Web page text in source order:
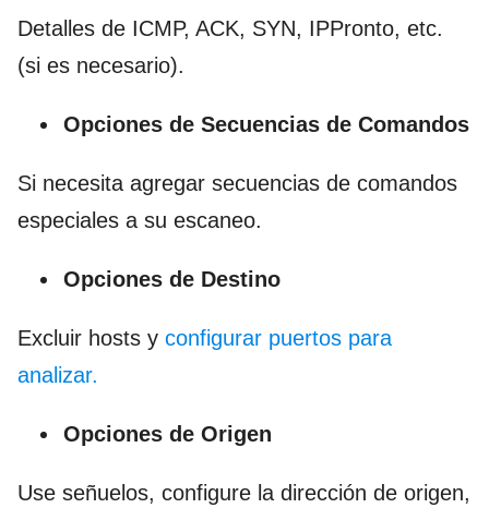
Detalles de ICMP, ACK, SYN, IPPronto, etc.
(si es necesario).
Opciones de Secuencias de Comandos
Si necesita agregar secuencias de comandos
especiales a su escaneo.
Opciones de Destino
Excluir hosts y configurar puertos para
analizar.
Opciones de Origen
Use señuelos, configure la dirección de origen,